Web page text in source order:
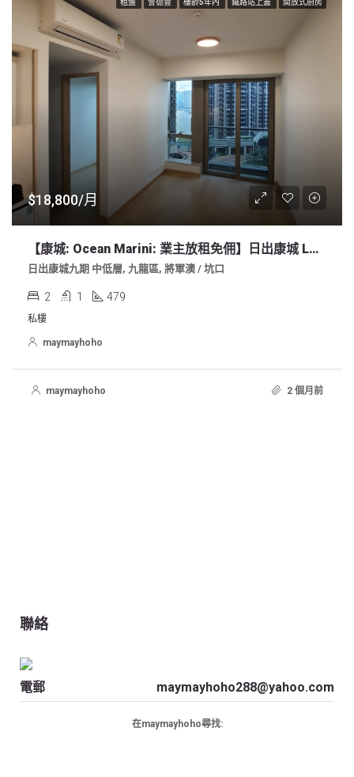
租盤 會德豐 樓齡5年內 鐵路站上蓋 開放式廚房
$18,800/月
【康城: Ocean Marini: 業主放租免佣】日出康城 Lohas 9期 2房 少海開廚 479sf 明廁
日出康城九期 中低層, 九龍區, 將軍澳 / 坑口
2 1 479
私樓
maymayhoho
maymayhoho 2 個月前
聯絡
電郵 maymayhoho288@yahoo.com
在maymayhoho尋找: